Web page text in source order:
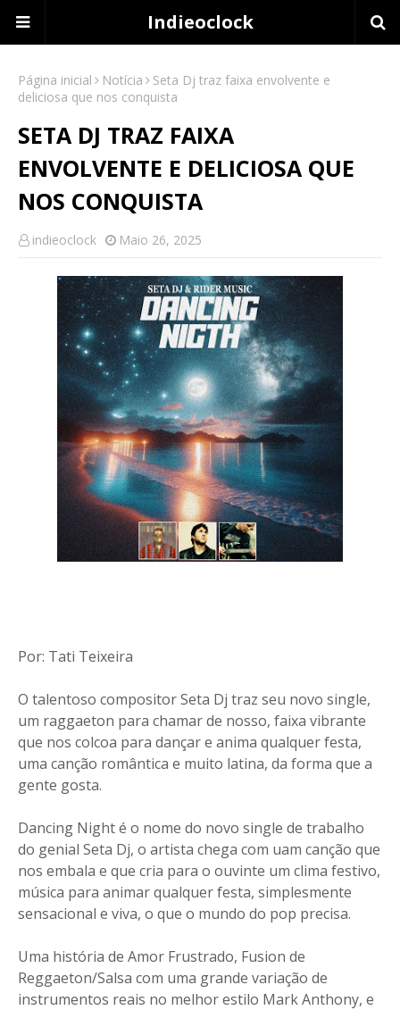
Indieoclock
Página inicial Notícia
Seta Dj traz faixa envolvente e
deliciosa que nos conquista
SETA DJ TRAZ FAIXA
ENVOLVENTE E DELICIOSA QUE
NOS CONQUISTA
indieoclock Maio 26, 2025
Por: Tati Teixeira
O talentoso compositor Seta Dj traz seu novo single,
um raggaeton para chamar de nosso, faixa vibrante
que nos colcoa para dançar e anima qualquer festa,
uma canção romântica e muito latina, da forma que a
gente gosta.
Dancing Night é o nome do novo single de trabalho
do genial Seta Dj, o artista chega com uam canção que
nos embala e que cria para o ouvinte um clima festivo,
música para animar qualquer festa, simplesmente
sensacional e viva, o que o mundo do pop precisa.
Uma história de Amor Frustrado, Fusion de
Reggaeton/Salsa com uma grande variação de
instrumentos reais no melhor estilo Mark Anthony, e